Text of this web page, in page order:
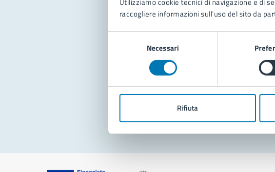
Utilizziamo cookie tecnici di navigazione e di
raccogliere informazioni sull'uso del sito da
Necessari
Rifiuta
Richiedi
Prenota
Problemi in